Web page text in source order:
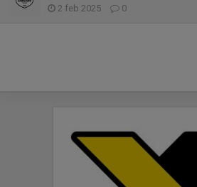
2 feb 2025 0